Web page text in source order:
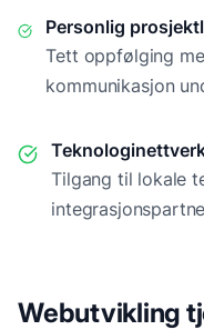
Personlig
Tett oppfølging
kommunikasjon
Tilgang til lokale
Webutvikling